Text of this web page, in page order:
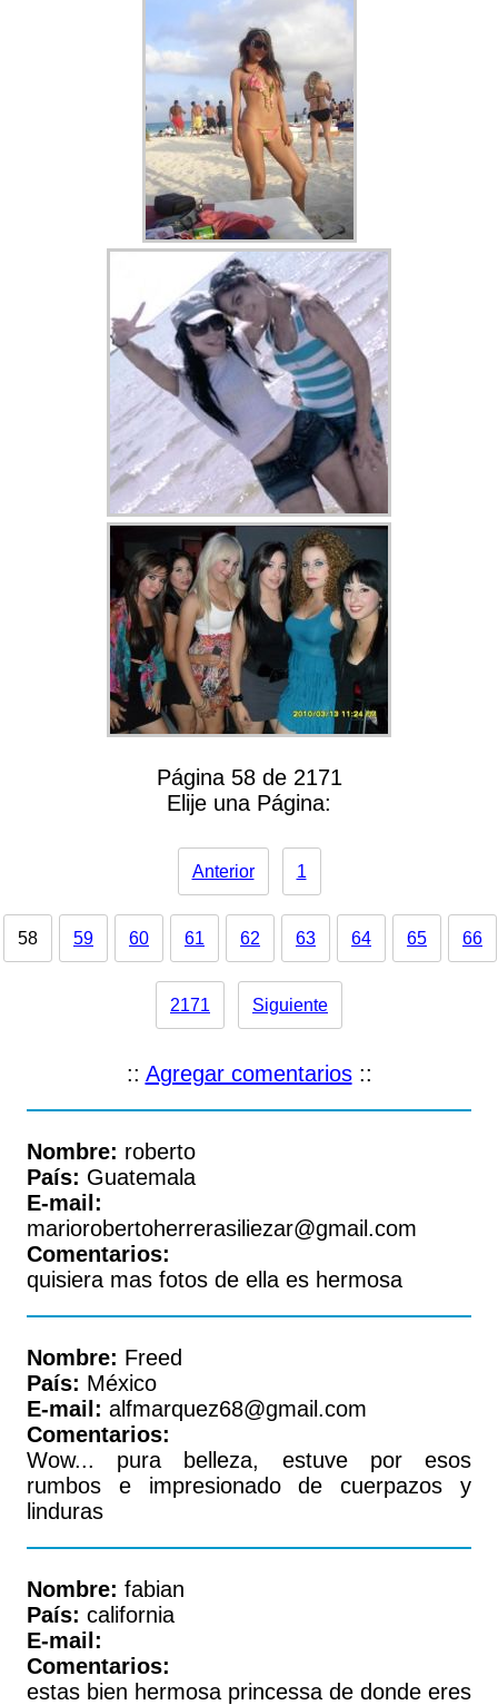
Página 58 de 2171
Elije una Página:
Anterior 1
58 59 60 61 62 63 64 65 66
2171 Siguiente
:: Agregar comentarios::
Nombre: roberto
País: Guatemala
E-mail:
mariorobertoherrerasiliezar@gmail.com
Comentarios:
quisiera mas fotos de ella es hermosa
Nombre: Freed
País: México
E-mail: alfmarquez68@gmail.com
Comentarios:
Wow... pura belleza, estuve por esos
rumbos e impresionado de cuerpazos y
linduras
Nombre: fabian
País: california
E-mail:
Comentarios:
estas bien hermosa princessa de donde eres